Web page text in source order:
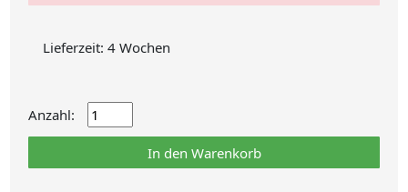
Lieferzeit: 4 Wochen
Anzahl:
In den Warenkorb